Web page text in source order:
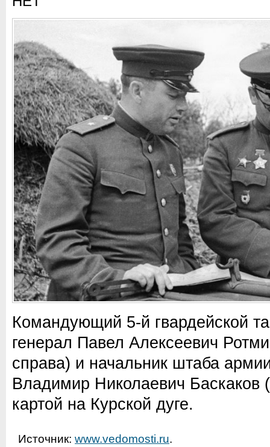
Командующий 5-й гвардейской
генерал Павел Алексеевич
справа) и начальник штаба
Владимир Николаевич Баскаков
картой на Курской дуге.
Источник: www.vedomosti.ru.